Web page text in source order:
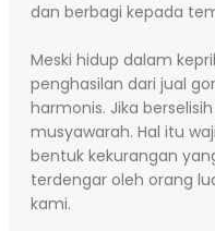
dan berbagi kepada
Meski hidup dalam
penghasilan dari jual
harmonis. Jika
musyawarah. Hal itu
bentuk kekurangan
terdengar oleh orang
kami.